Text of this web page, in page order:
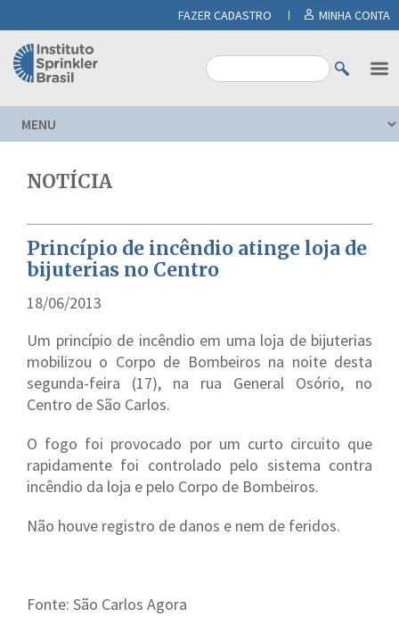
FAZER CADASTRO MINHA CONTA
NOTÍCIA
Princípio de incêndio atinge loja de
bijuterias no Centro
18/06/2013
Um princípio de incêndio em uma loja de bijuterias
mobilizou o Corpo de Bombeiros na noite desta
segunda-feira (17), na rua General Osório, no
Centro de São Carlos.
O fogo foi provocado por um curto circuito que
rapidamente foi controlado pelo sistema contra
incêndio da loja e pelo Corpo de Bombeiros.
Não houve registro de danos e nem de feridos.
Fonte: São Carlos Agora